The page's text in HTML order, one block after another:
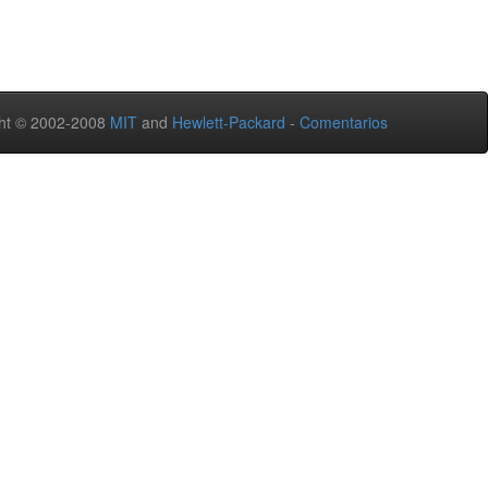
© 2002-2008 MIT and Hewlett-Packard - Comentarios